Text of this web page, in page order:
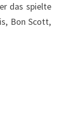
das spielte
Bon Scott,